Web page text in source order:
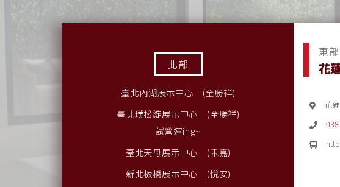
北部
臺北內湖展示中心 (全勝祥)
臺北璞松綻展示中心 (全勝祥)
試營運ing~
臺北天母展示中心 (禾嘉)
新北板橋展示中心 (悅安)
東部
花
花